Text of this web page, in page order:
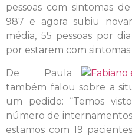
pessoas com sintomas
987 e agora subiu
média, 55 pessoas por
por estarem com sintomas
De Paula
também falou sobre a
um pedido: “Temos
número de
estamos com 19